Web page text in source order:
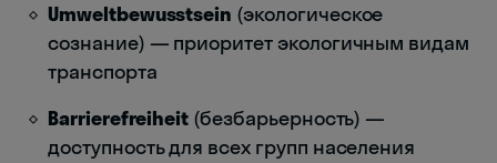
Umweltbewusstsein (экологическое
сознание) — приоритет экологичным видам
транспорта
Barrierefreiheit (безбарьерность) —
доступность для всех групп населения